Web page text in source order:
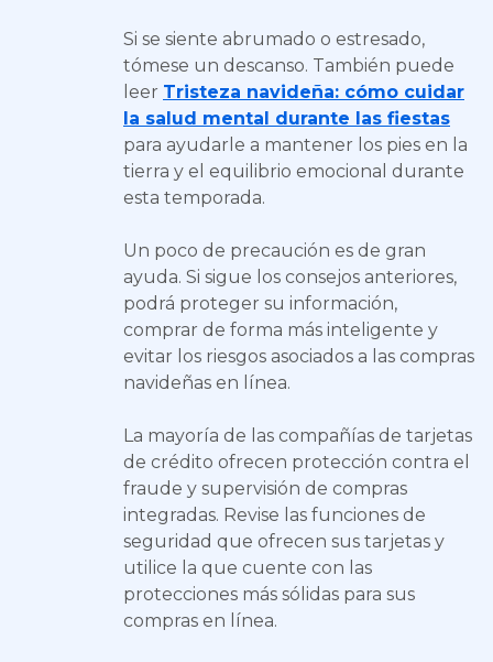
Si se siente abrumado o estresado,
tómese un descanso. También puede
leer Tristeza navideña: cómo cuidar
la salud mental durante las fiestas
para ayudarle a mantener los pies en la
tierra y el equilibrio emocional durante
esta temporada.
Un poco de precaución es de gran
ayuda. Si sigue los consejos anteriores,
podrá proteger su información,
comprar de forma más inteligente y
evitar los riesgos asociados a las compras
navideñas en línea.
La mayoría de las compañías de tarjetas
de crédito ofrecen protección contra el
fraude y supervisión de compras
integradas. Revise las funciones de
seguridad que ofrecen sus tarjetas y
utilice la que cuente con las
protecciones más sólidas para sus
compras en línea.